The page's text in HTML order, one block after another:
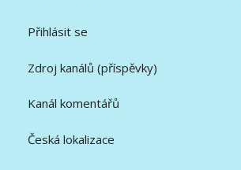
Přihlásit se
Zdroj kanálů (příspěvky)
Kanál komentářů
Česká lokalizace